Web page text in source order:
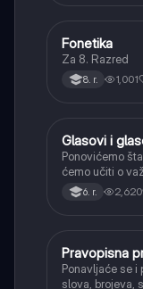
Srpski jezik
Fonetika
Za 8. Razred
8. r. 1,001
Srpski jezik
Glasovi i
Ponovićemo
ćemo učiti o
kada se
(npr.
6. r. 2,620
Srpski jezik
Pravopisna
Ponavljaće se
slova, brojeva,